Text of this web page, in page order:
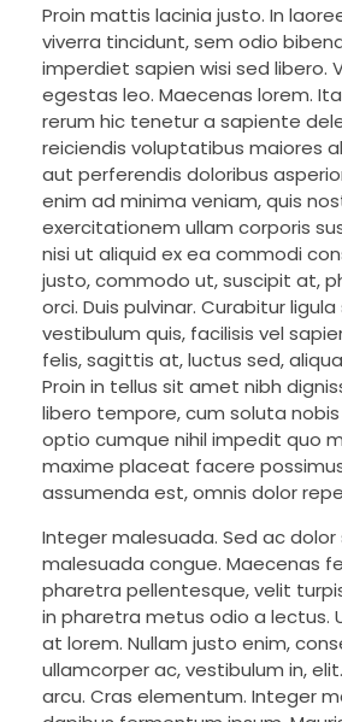
Proin mattis lacinia justo. In
viverra tincidunt, sem odio
imperdiet sapien wisi sed libero.
egestas leo. Maecenas lorem.
rerum hic tenetur a sapiente
reiciendis voluptatibus maiores
aut perferendis doloribus
enim ad minima veniam, quis
exercitationem ullam corporis
nisi ut aliquid ex ea commodi
justo, commodo ut, suscipit at,
orci. Duis pulvinar. Curabitur
vestibulum quis, facilisis vel
felis, sagittis at, luctus sed,
Proin in tellus sit amet nibh
libero tempore, cum soluta
optio cumque nihil impedit quo
maxime placeat facere
assumenda est, omnis dolor
Integer malesuada. Sed ac
malesuada congue. Maecenas
pharetra pellentesque, velit
in pharetra metus odio a lectus.
at lorem. Nullam justo enim,
ullamcorper ac, vestibulum in,
arcu. Cras elementum. Integer